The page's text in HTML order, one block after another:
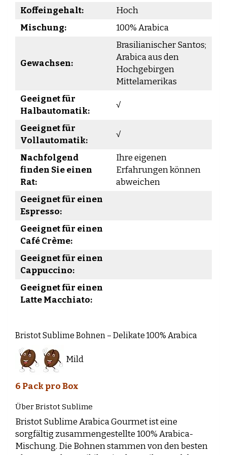
Koffeingehalt:
Hoch
Mischung:
100% Arabica
Gewachsen:
Brasilianischer Santos;
Arabica aus den
Hochgebirgen
Mittelamerikas
Geeignet für
Halbautomatik:
√
Geeignet für
Vollautomatik:
√
Nachfolgend
finden Sie einen
Rat:
Ihre eigenen
Erfahrungen können
abweichen
Geeignet für einen
Espresso:
Geeignet für einen
Café Crème:
Geeignet für einen
Cappuccino:
Geeignet für einen
Latte Macchiato:
Bristot Sublime Bohnen – Delikate 100% Arabica
Mild
6 Pack pro Box
Über Bristot Sublime
Bristot Sublime Arabica Gourmet ist eine
sorgfältig zusammengestellte 100% Arabica-
Mischung. Die Bohnen stammen von den besten